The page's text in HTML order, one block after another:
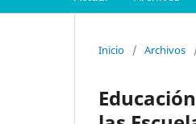
Inicio / Archivos